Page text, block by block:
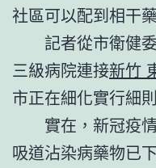
社區可以配到相干
記者從市衛健
三級病院連接新竹
市正在細化實行細
實在，新冠疫
吸道沾染病藥物已